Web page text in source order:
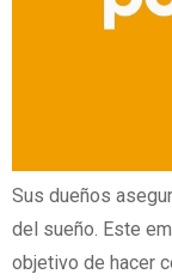
Sus dueños
del sueño. Este
objetivo de hacer